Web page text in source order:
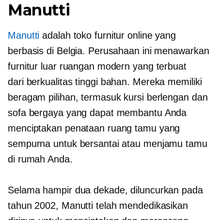
Manutti
Manutti adalah toko furnitur online yang
berbasis di Belgia. Perusahaan ini menawarkan
furnitur luar ruangan modern yang terbuat
dari berkualitas tinggibahan. Mereka memiliki
beragam pilihan, termasuk kursi berlengan dan
sofa bergaya yang dapat membantu Anda
menciptakan penataan ruang tamu yang
sempurna untuk bersantai atau menjamu tamu
di rumah Anda.
Selama hampir dua dekade, diluncurkan pada
tahun 2002, Manutti telah mendedikasikan